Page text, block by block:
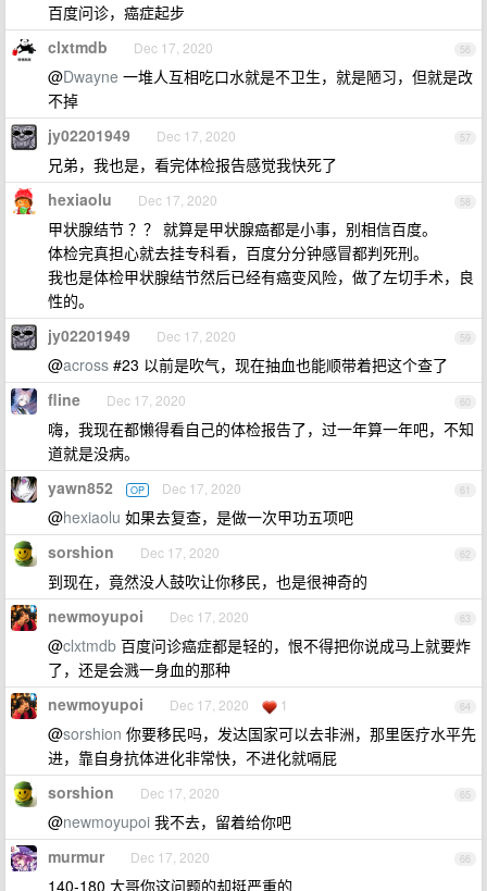
百度问诊，癌症起步
56
clxtmdb Dec 17, 2020
@Dwayne 一堆人互相吃口水就是不卫生，就是陋习，但就是改
不掉
57
jy02201949 Dec 17, 2020
兄弟，我也是，看完体检报告感觉我快死了
58
hexiaolu Dec 17, 2020
甲状腺结节 ？？ 就算是甲状腺癌都是小事，别相信百度。
体检完真担心就去挂专科看，百度分分钟感冒都判死刑。
我也是体检甲状腺结节然后已经有癌变风险，做了左切手术，良
性的。
59
jy02201949 Dec 17, 2020
@across #23 以前是吹气，现在抽血也能顺带着把这个查了
60
fline Dec 17, 2020
嗨，我现在都懒得看自己的体检报告了，过一年算一年吧，不知
道就是没病。
61
yawn852 OP Dec 17, 2020
@hexiaolu 如果去复查，是做一次甲功五项吧
62
sorshion Dec 17, 2020
到现在，竟然没人鼓吹让你移民，也是很神奇的
63
newmoyupoi Dec 17, 2020
@clxtmdb 百度问诊癌症都是轻的，恨不得把你说成马上就要炸
了，还是会溅一身血的那种
64
newmoyupoi Dec 17, 2020 1
@sorshion 你要移民吗，发达国家可以去非洲，那里医疗水平先
进，靠自身抗体进化非常快，不进化就嗝屁
65
sorshion Dec 17, 2020
@newmoyupoi 我不去，留着给你吧
66
murmur Dec 17, 2020
140-180 大哥你这问题的却挺严重的